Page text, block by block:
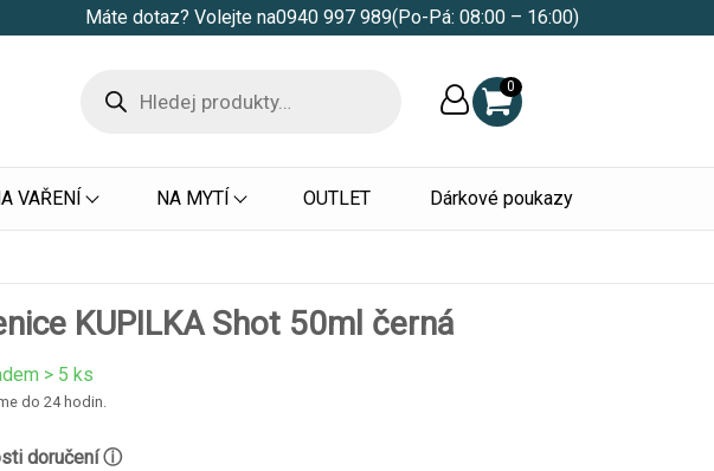
Máte dotaz? Volejte na0940 997 989(Po-Pá: 08:00 – 16:00)
0
VAŘENÍ NA MYTÍ OUTLET Dárkové poukazy
KUPILKA Shot 50ml černá
> 5 ks
do 24 hodin.
doručení ⓘ